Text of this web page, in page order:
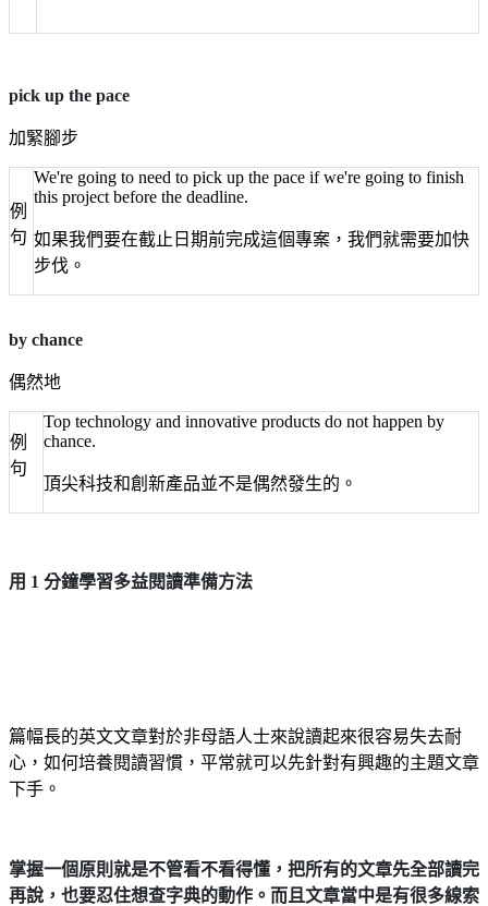
pick up the pace
加緊腳步
例
句
We're going to need to pick up the pace if we're going to finish
this project before the deadline.
如果我們要在截止日期前完成這個專案，我們就需要加快
步伐。
by chance
偶然地
例
句
Top technology and innovative products do not happen by
chance.
頂尖科技和創新產品並不是偶然發生的。
用 1 分鐘學習多益閱讀準備方法
篇幅長的英文文章對於非母語人士來說讀起來很容易失去耐
心，如何培養閱讀習慣，平常就可以先針對有興趣的主題文章
下手。
掌握一個原則就是不管看不看得懂，把所有的文章先全部讀完
再說，也要忍住想查字典的動作。而且文章當中是有很多線索